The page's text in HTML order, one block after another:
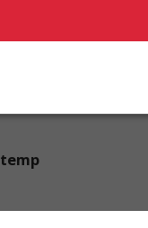
temp